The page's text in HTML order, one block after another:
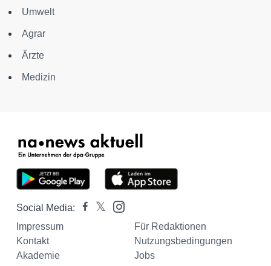
Umwelt
Agrar
Ärzte
Medizin
Social Media:
Impressum
Für Redaktionen
Kontakt
Nutzungsbedingungen
Akademie
Jobs